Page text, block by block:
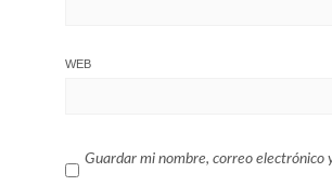
WEB
Guardar mi nombre, correo electrónico